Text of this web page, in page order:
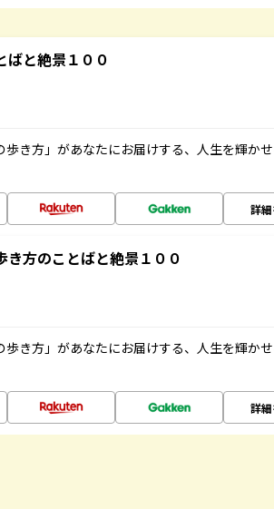
ばと絶景１００
き方」があなたにお届けする、人生を輝か
詳
方のことばと絶景１００
き方」があなたにお届けする、人生を輝か
詳